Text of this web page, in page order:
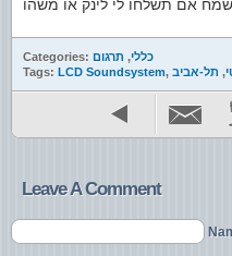
Categories: כללי, תרגום
Tags: LCD Soundsystem, , תל-אביב
Leave A Comment